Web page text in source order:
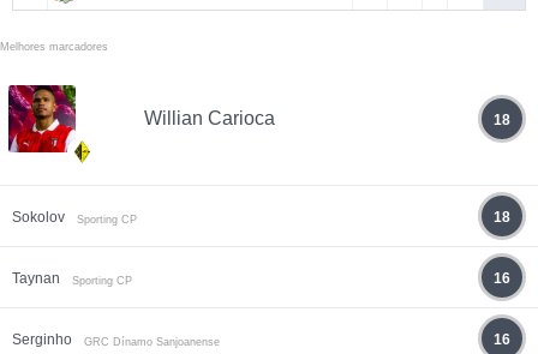
Melhores marcadores
Willian Carioca 18
Sokolov Sporting CP 18
Taynan Sporting CP 16
Serginho GRC Dínamo Sanjoanense 16